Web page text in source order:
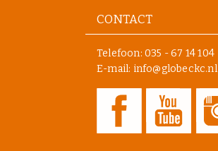
CONTACT
Telefoon: 035 - 67 14 104
E-mail: info@globeckc.nl